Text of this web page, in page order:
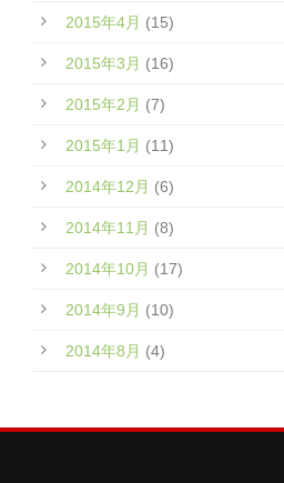
2015年4月 (15)
2015年3月 (16)
2015年2月 (7)
2015年1月 (11)
2014年12月 (6)
2014年11月 (8)
2014年10月 (17)
2014年9月 (10)
2014年8月 (4)